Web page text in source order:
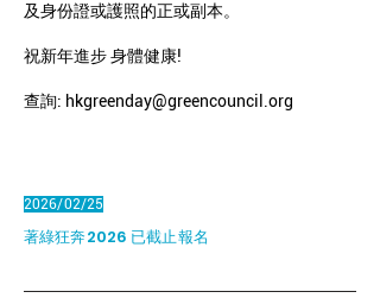
及身份證或護照的正或副本。
祝新年進步 身體健康!
查詢: hkgreenday@greencouncil.org
2026/02/25
著綠狂奔2026 已截止報名